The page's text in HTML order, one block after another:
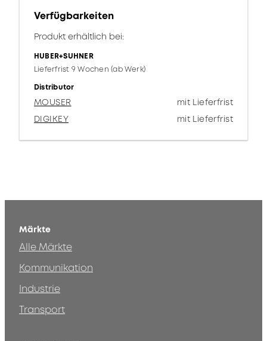
Verfügbarkeiten
Produkt erhältlich bei:
HUBER+SUHNER
Lieferfrist 9 Wochen (ab Werk)
Distributor
MOUSER
mit Lieferfrist
DIGIKEY
mit Lieferfrist
Märkte
Alle Märkte
Kommunikation
Industrie
Transport